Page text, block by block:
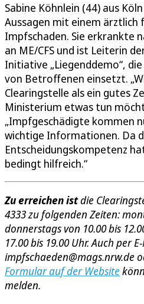
Sabine Köhnlein (44) aus
Aussagen mit einem
Impfschaden. Sie erkrankte
an ME/CFS und ist Leiterin
Initiative „Liegenddemo“,
von Betroffenen einsetzt.
Clearingstelle als ein gutes
Ministerium etwas tun
„Impfgeschädigte kommen
wichtige Informationen. Da
Entscheidungskompetenz
bedingt hilfreich.“
Zu erreichen istdie
4333 zu folgenden Zeiten:
donnerstags von 10.00 bis
17.00 bis 19.00 Uhr. Auch per
impfschaeden@mags.nrw.de
Formular auf der Website
melden.